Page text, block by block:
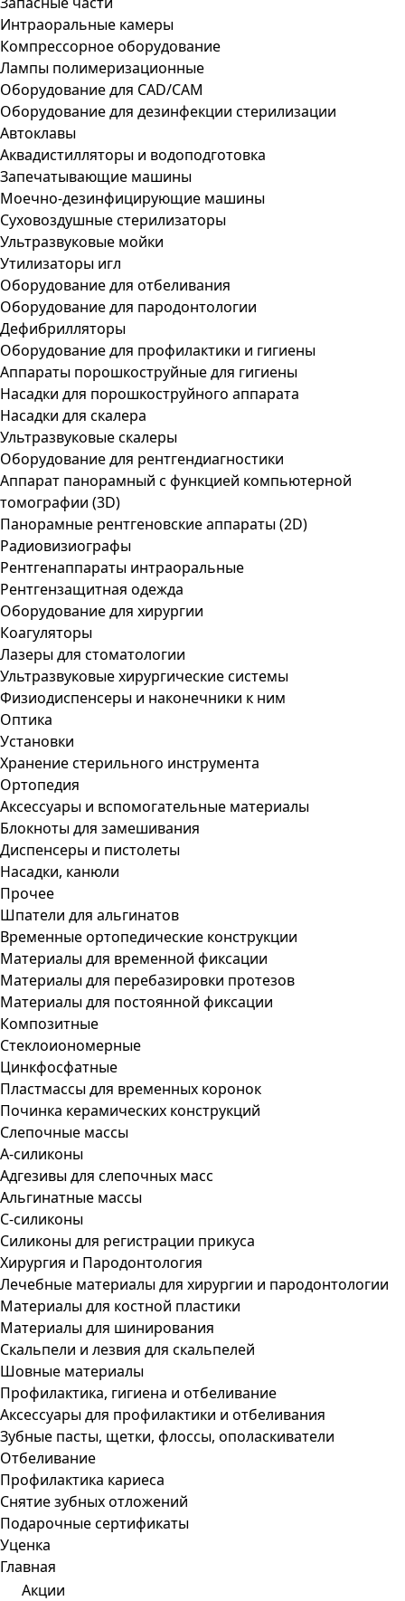
Интраоральные камеры
Компрессорное оборудование
Лампы полимеризационные
Оборудование для CAD/CAM
Оборудование для дезинфекции стерилизации
Автоклавы
Аквадистилляторы и водоподготовка
Запечатывающие машины
Моечно-дезинфицирующие машины
Суховоздушные стерилизаторы
Ультразвуковые мойки
Утилизаторы игл
Оборудование для отбеливания
Оборудование для пародонтологии
Дефибрилляторы
Оборудование для профилактики и гигиены
Аппараты порошкоструйные для гигиены
Насадки для порошкоструйного аппарата
Насадки для скалера
Ультразвуковые скалеры
Оборудование для рентгендиагностики
Аппарат панорамный с функцией компьютерной
томографии (3D)
Панорамные рентгеновские аппараты (2D)
Радиовизиографы
Рентгенаппараты интраоральные
Рентгензащитная одежда
Оборудование для хирургии
Коагуляторы
Лазеры для стоматологии
Ультразвуковые хирургические системы
Физиодиспенсеры и наконечники к ним
Оптика
Установки
Хранение стерильного инструмента
Ортопедия
Аксессуары и вспомогательные материалы
Блокноты для замешивания
Диспенсеры и пистолеты
Насадки, канюли
Прочее
Шпатели для альгинатов
Временные ортопедические конструкции
Материалы для временной фиксации
Материалы для перебазировки протезов
Материалы для постоянной фиксации
Композитные
Стеклоиономерные
Цинкфосфатные
Пластмассы для временных коронок
Починка керамических конструкций
Слепочные массы
А-силиконы
Адгезивы для слепочных масс
Альгинатные массы
С-силиконы
Силиконы для регистрации прикуса
Хирургия и Пародонтология
Лечебные материалы для хирургии и пародонтологии
Материалы для костной пластики
Материалы для шинирования
Скальпели и лезвия для скальпелей
Шовные материалы
Профилактика, гигиена и отбеливание
Аксессуары для профилактики и отбеливания
Зубные пасты, щетки, флоссы, ополаскиватели
Отбеливание
Профилактика кариеса
Снятие зубных отложений
Подарочные сертификаты
Уценка
Главная
Акции